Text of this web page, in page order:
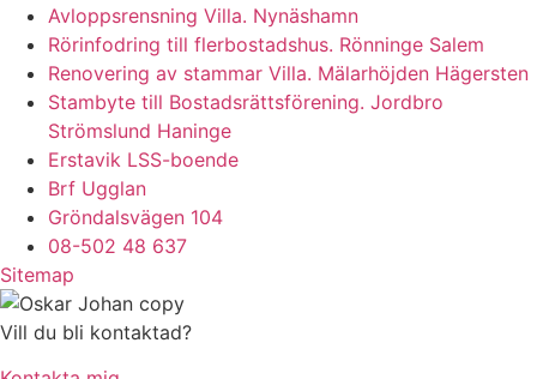
Avloppsrensning Villa. Nynäshamn
Rörinfodring till flerbostadshus. Rönninge Salem
Renovering av stammar Villa. Mälarhöjden Hägersten
Stambyte till Bostadsrättsförening. Jordbro
Strömslund Haninge
Erstavik LSS-boende
Brf Ugglan
Gröndalsvägen 104
08-502 48 637
Sitemap
Vill du bli kontaktad?